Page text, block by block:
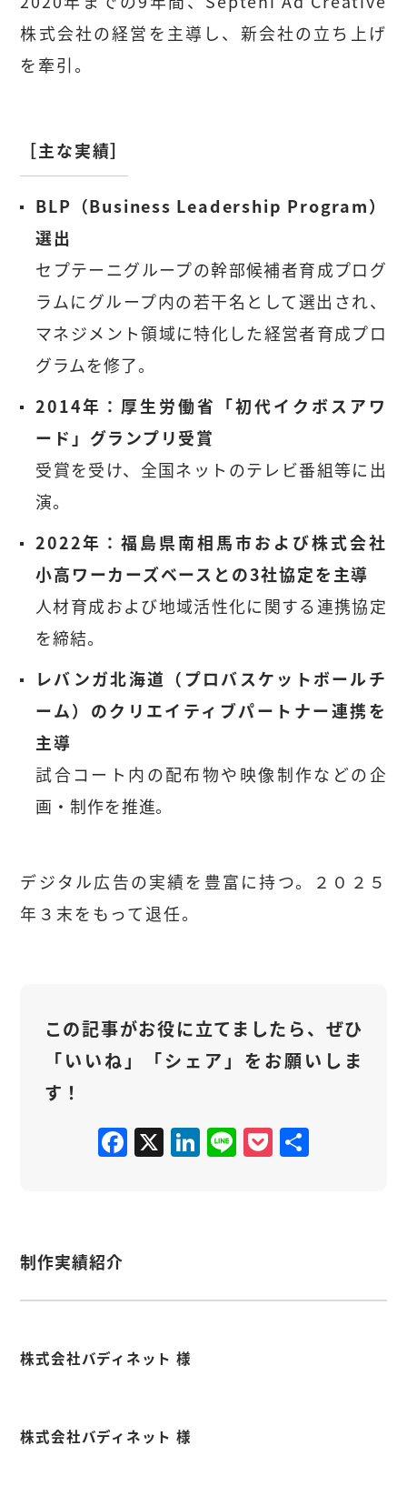
株式会社の経営を主導し、新会社の立ち上げ
を牽引。
［主な実績］
BLP（Business Leadership Program）
選出
セプテーニグループの幹部候補者育成プログ
ラムにグループ内の若干名として選出され、
マネジメント領域に特化した経営者育成プロ
グラムを修了。
2014年：厚生労働省「初代イクボスアワ
ード」グランプリ受賞
受賞を受け、全国ネットのテレビ番組等に出
演。
2022年：福島県南相馬市および株式会社
小高ワーカーズベースとの3社協定を主導
人材育成および地域活性化に関する連携協定
を締結。
レバンガ北海道（プロバスケットボールチ
ーム）のクリエイティブパートナー連携を
主導
試合コート内の配布物や映像制作などの企
画・制作を推進。
デジタル広告の実績を豊富に持つ。２０２５
年３末をもって退任。
この記事がお役に立てましたら、ぜひ
「いいね」「シェア」をお願いしま
す！
F
k
X Li Li P
制作実績紹介
株式会社バディネット 様
株式会社バディネット 様